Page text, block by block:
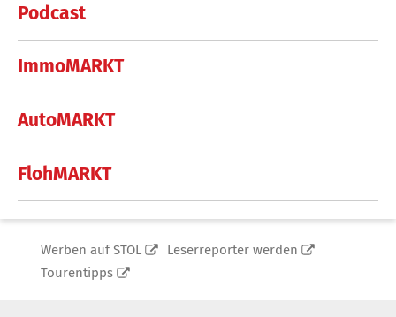
Podcast
ImmoMARKT
AutoMARKT
FlohMARKT
Werben auf STOL
Leserreporter werden
Tourentipps